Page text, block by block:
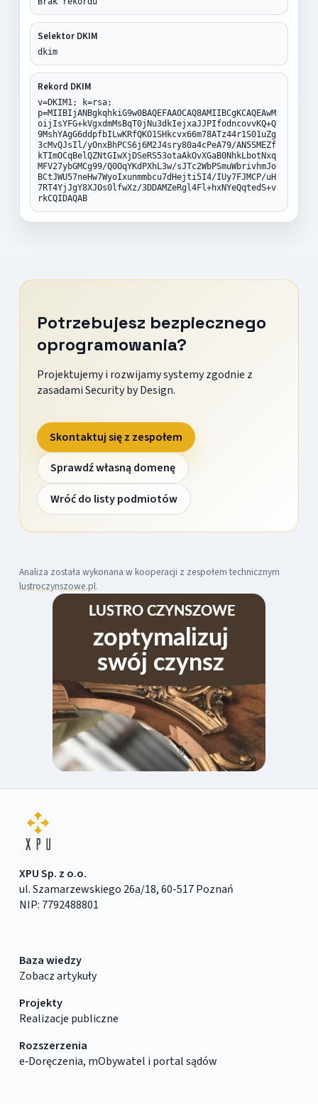
Selektor DKIM
dkim
Rekord DKIM
v=DKIM1; k=rsa;
p=MIIBIjANBgkqhkiG9w0BAQEFAAOCAQ8AMIIBCgKCAQEAwM
oijIsYFG+kVgxdmMsBqT0jNu3dkIejxaJJPIfodncovvKQ+Q
9MshYAgG6ddpfbILwKRfQKO1SHkcvx66m78ATz44r1S01uZg
3cMvQJsIl/yOnxBhPCS6j6M2J4sry80a4cPeA79/AN5SMEZf
kTImOCqBelQZNtGIwXjDSeRS53otaAkOvXGaB0NhkLbotNxq
MFV27ybGMCg99/Q0OqYKdPXhL3w/sJTc2WbPSmuWbrivhmJo
BCtJWU57neHw7WyoIxunmmbcu7dHejti5I4/IUy7FJMCP/uH
7RT4YjJgY8XJOs0lfwXz/3DDAMZeRgl4Fl+hxNYeQqtedS+v
rkCQIDAQAB
Potrzebujesz bezpiecznego
oprogramowania?
Projektujemy i rozwijamy systemy zgodnie z
zasadami Security by Design.
Skontaktuj się z zespołem
Sprawdź własną domenę
Wróć do listy podmiotów
Analiza została wykonana w kooperacji z zespołem technicznym
lustroczynszowe.pl.
XPU Sp. z o.o.
ul. Szamarzewskiego 26a/18, 60-517 Poznań
NIP: 7792488801
Baza wiedzy
Zobacz artykuły
Projekty
Realizacje publiczne
Rozszerzenia
e‑Doręczenia, mObywatel i portal sądów